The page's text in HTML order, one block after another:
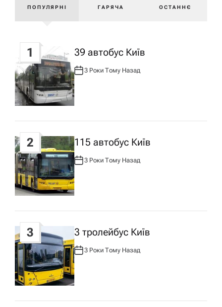
г
а
ц
і
я
з
а
п
и
с
у
ПОПУЛЯРНІ ГАРЯЧА ОСТАННЄ
1 39 автобус Київ
А
В
Т
О
Р
:
3 Роки Тому Назад
2 115 автобус Київ
А
Т
О
Р
:
3 Роки Тому Назад
3 3 тролейбус Київ
А
В
Т
О
Р
:
3 Роки Тому Назад